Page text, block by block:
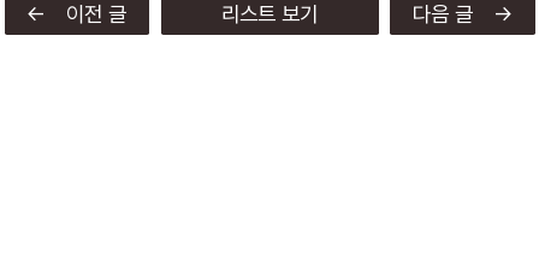
← 이전 글 리스트 보기 다음 글 →